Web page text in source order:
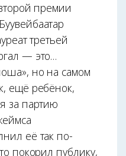
премии
третьей
— это…
но на самом
ещё ребёнок,
за партию
её так по-
покорил публику,